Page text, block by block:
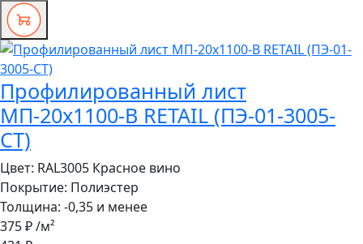
Профилированный лист
МП-20x1100-B RETAIL (ПЭ-01-3005-
СТ)
Цвет: RAL3005 Красное вино
Покрытие: Полиэстер
Толщина: -0,35 и менее
375 ₽/м²